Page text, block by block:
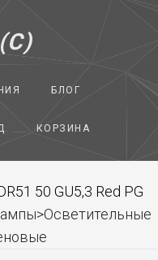
БЛОГ
КОРЗИНА
50 GU5,3 Red PG